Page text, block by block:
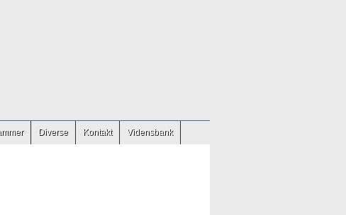
Diverse Kontakt Vidensbank